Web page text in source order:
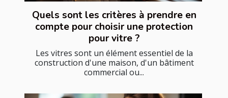
Quels sont les critères à prendre en
compte pour choisir une protection
pour vitre ?
Les vitres sont un élément essentiel de la
construction d'une maison, d'un bâtiment
commercial ou...